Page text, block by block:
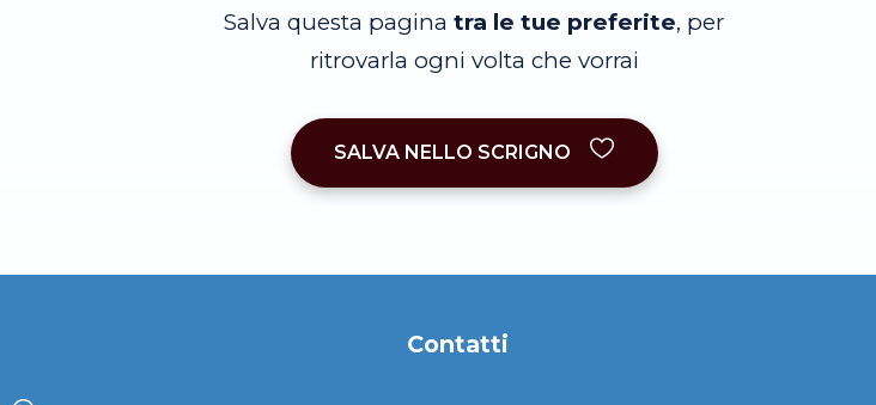
Salva questa pagina tra le tue preferite, per
ritrovarla ogni volta che vorrai
SALVA NELLO SCRIGNO
Contatti